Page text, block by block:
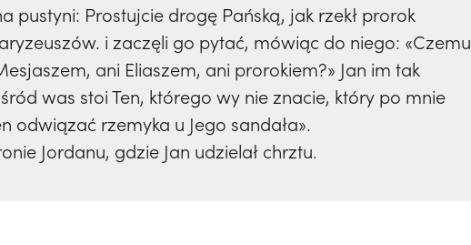
pustyni: Prostujcie drogę Pańską, jak rzekł prorok
i zaczęli go pytać, mówiąc do niego: «Czemu
ani Eliaszem, ani prorokiem?» Jan im tak
was stoi Ten, którego wy nie znacie, który po mnie
odwiązać rzemyka u Jego sandała».
Jordanu, gdzie Jan udzielał chrztu.